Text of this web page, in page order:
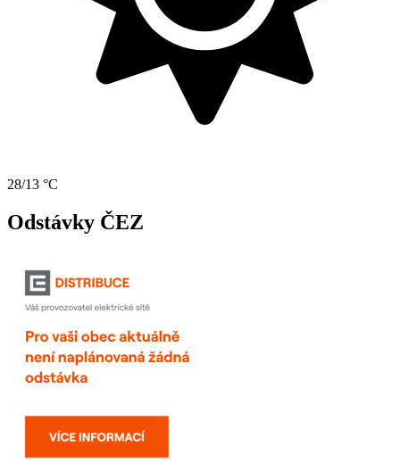
28/13 °C
Odstávky ČEZ